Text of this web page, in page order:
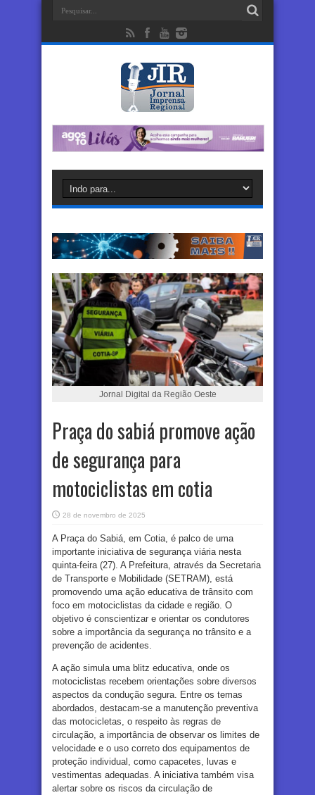
Jornal Digital da Região Oeste
Praça do sabiá promove ação
de segurança para
motociclistas em cotia
28 de novembro de 2025
A Praça do Sabiá, em Cotia, é palco de uma
importante iniciativa de segurança viária nesta
quinta-feira (27). A Prefeitura, através da Secretaria
de Transporte e Mobilidade (SETRAM), está
promovendo uma ação educativa de trânsito com
foco em motociclistas da cidade e região. O
objetivo é conscientizar e orientar os condutores
sobre a importância da segurança no trânsito e a
prevenção de acidentes.
A ação simula uma blitz educativa, onde os
motociclistas recebem orientações sobre diversos
aspectos da condução segura. Entre os temas
abordados, destacam-se a manutenção preventiva
das motocicletas, o respeito às regras de
circulação, a importância de observar os limites de
velocidade e o uso correto dos equipamentos de
proteção individual, como capacetes, luvas e
vestimentas adequadas. A iniciativa também visa
alertar sobre os riscos da circulação de